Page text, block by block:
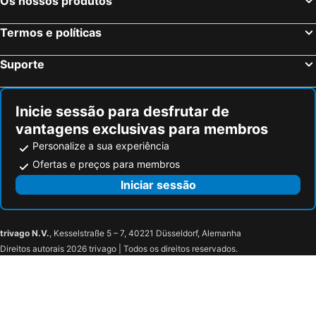
Campanile PRIME - Paris Bobigny
Grand Hôtel du Bel Air
Termos e políticas
Suporte
Inicie sessão para desfrutar de
vantagens exclusivas para membros
Personalize a sua experiência
Ofertas e preços para membros
Iniciar sessão
trivago N.V., Kesselstraße 5 – 7, 40221 Düsseldorf, Alemanha
Direitos autorais 2026 trivago | Todos os direitos reservados.